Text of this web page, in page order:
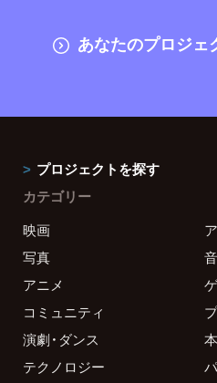
あなたのプロジェ
プロジェクトを探す
カテゴリー
映画
写真
アニメ
コミュニティ
演劇・ダンス
本
テクノロジー